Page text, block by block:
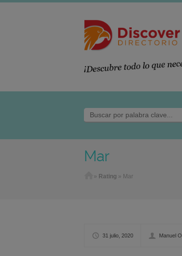
Mar
Home
» Rating » Mar
31 julio, 2020 Manuel